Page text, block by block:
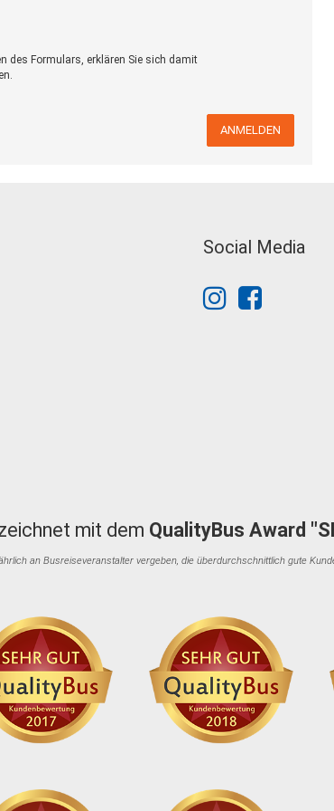
des Formulars, erklären Sie sich damit
ANMELDEN
Social Media
mit dem QualityBus Award
an Busreiseveranstalter vergeben, die überdurchschnittlich gute